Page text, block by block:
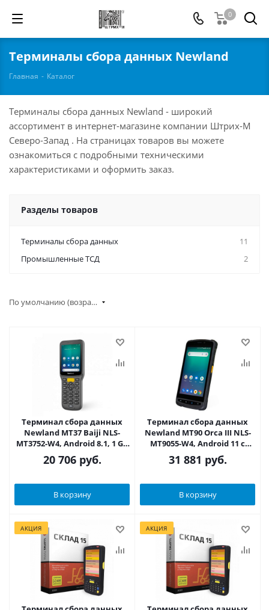
0
Терминалы сбора данных Newland
Главная - Каталог
Терминалы сбора данных Newland - широкий
ассортимент в интернет-магазине компании Штрих-М
Северо-Запад . На страницах товаров вы можете
ознакомиться с подробными техническими
характеристиками и оформить заказ.
Разделы товаров
Терминалы сбора данных
11
Промышленные ТСД
2
По умолчанию (возрастание)
Терминал сбора данных
Newland MT37 Baiji NLS-
MT3752-W4, Android 8.1, 1 Gb
/ 8 Gb, 2D, Bluetooth / Wi-Fi /
4G / GPS, NFC, 3300 мАч
20 706руб.
В корзину
Терминал сбора данных
Newland MT90 Orca III NLS-
MT9055-W4, Android 11 с
GMS, 3 Gb /32 Gb, 2D,
Bluetooth / Wi-Fi / 4G / GPS,
31 881 руб.
В корзину
АКЦИЯ АКЦИЯ